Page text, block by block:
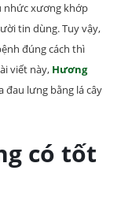
nhức xương khớp
tin dùng. Tuy vậy,
đúng cách thì
viết này, Hương
đau lưng bằng lá cây
có tốt